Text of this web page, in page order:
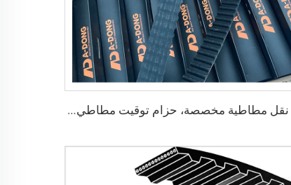
أحزمة نقل مطاطية مخصصة، حزام توقيت مطاطي 154RU25